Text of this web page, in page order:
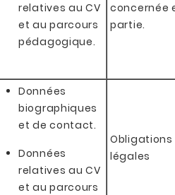
relatives au CV
et au parcours
pédagogique.
concernée
partie.
Données
biographiques
et de contact.
Données
relatives au CV
et au parcours
Obligations
légales